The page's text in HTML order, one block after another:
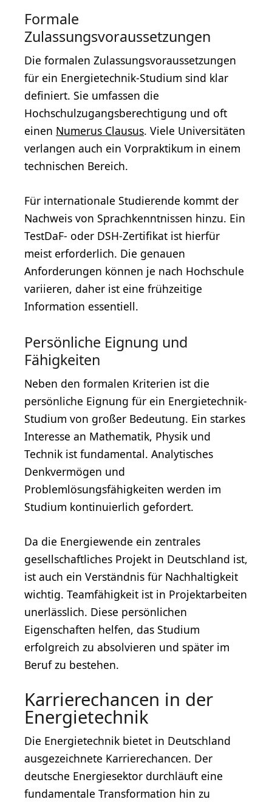
Formale
Zulassungsvoraussetzungen
Die formalen Zulassungsvoraussetzungen
für ein Energietechnik-Studium sind klar
definiert. Sie umfassen die
Hochschulzugangsberechtigung und oft
einen Numerus Clausus. Viele Universitäten
verlangen auch ein Vorpraktikum in einem
technischen Bereich.
Für internationale Studierende kommt der
Nachweis von Sprachkenntnissen hinzu. Ein
TestDaF- oder DSH-Zertifikat ist hierfür
meist erforderlich. Die genauen
Anforderungen können je nach Hochschule
variieren, daher ist eine frühzeitige
Information essentiell.
Persönliche Eignung und
Fähigkeiten
Neben den formalen Kriterien ist die
persönliche Eignung für ein Energietechnik-
Studium von großer Bedeutung. Ein starkes
Interesse an Mathematik, Physik und
Technik ist fundamental. Analytisches
Denkvermögen und
Problemlösungsfähigkeiten werden im
Studium kontinuierlich gefordert.
Da die Energiewende ein zentrales
gesellschaftliches Projekt in Deutschland ist,
ist auch ein Verständnis für Nachhaltigkeit
wichtig. Teamfähigkeit ist in Projektarbeiten
unerlässlich. Diese persönlichen
Eigenschaften helfen, das Studium
erfolgreich zu absolvieren und später im
Beruf zu bestehen.
Karrierechancen in der
Energietechnik
Die Energietechnik bietet in Deutschland
ausgezeichnete Karrierechancen. Der
deutsche Energiesektor durchläuft eine
fundamentale Transformation hin zu